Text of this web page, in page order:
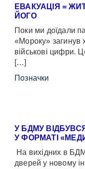
ЕВАКУАЦІЯ =
ЙОГО
Поки ми доїдали
«Мороку» загинув
військові цифри.
[…]
Позначки
У БДМУ
У ФОРМАТІ
На вихідних в
дверей у новому